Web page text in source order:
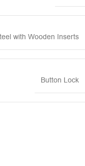
with Wooden Inserts
Button Lock